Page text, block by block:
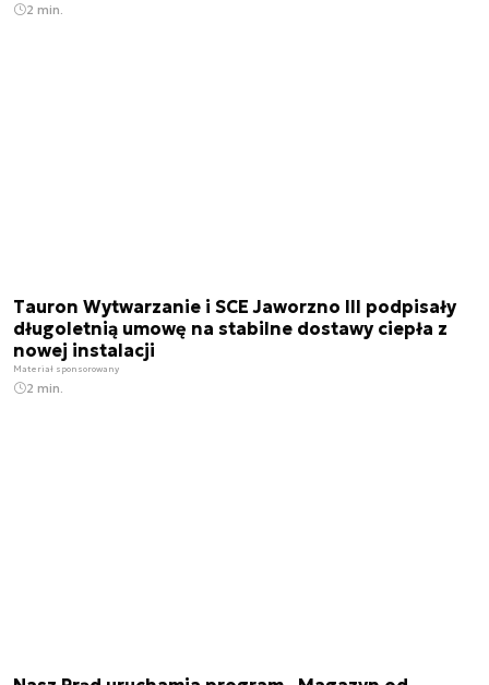
2 min.
Tauron Wytwarzanie i SCE Jaworzno III podpisały
długoletnią umowę na stabilne dostawy ciepła z
nowej instalacji
Materiał sponsorowany
2 min.